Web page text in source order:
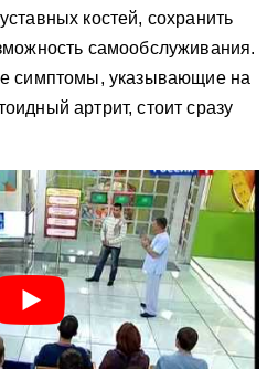
костей, сохранить
самообслуживания.
симптомы, указывающие на
артрит, стоит сразу